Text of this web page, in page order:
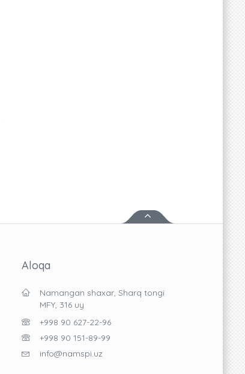
Aloqa
Namangan shaxar, Sharq tongi
MFY, 316 uy
+998 90 627-22-96
+998 90 151-89-99
info@namspi.uz